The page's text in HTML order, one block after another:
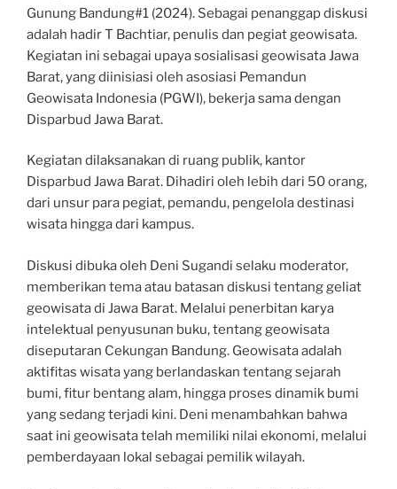
Gunung Bandung#1 (2024). Sebagai penanggap diskusi
adalah hadir T Bachtiar, penulis dan pegiat geowisata.
Kegiatan ini sebagai upaya sosialisasi geowisata Jawa
Barat, yang diinisiasi oleh asosiasi Pemandun
Geowisata Indonesia (PGWI), bekerja sama dengan
Disparbud Jawa Barat.
Kegiatan dilaksanakan di ruang publik, kantor
Disparbud Jawa Barat. Dihadiri oleh lebih dari 50 orang,
dari unsur para pegiat, pemandu, pengelola destinasi
wisata hingga dari kampus.
Diskusi dibuka oleh Deni Sugandi selaku moderator,
memberikan tema atau batasan diskusi tentang geliat
geowisata di Jawa Barat. Melalui penerbitan karya
intelektual penyusunan buku, tentang geowisata
diseputaran Cekungan Bandung. Geowisata adalah
aktifitas wisata yang berlandaskan tentang sejarah
bumi, fitur bentang alam, hingga proses dinamik bumi
yang sedang terjadi kini. Deni menambahkan bahwa
saat ini geowisata telah memiliki nilai ekonomi, melalui
pemberdayaan lokal sebagai pemilik wilayah.